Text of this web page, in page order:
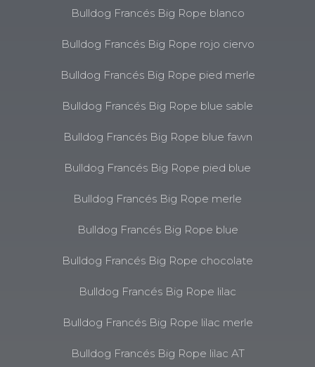
Bulldog Francés Big Rope blanco
Bulldog Francés Big Rope rojo ciervo
Bulldog Francés Big Rope pied merle
Bulldog Francés Big Rope blue sable
Bulldog Francés Big Rope blue fawn
Bulldog Francés Big Rope pied blue
Bulldog Francés Big Rope merle
Bulldog Francés Big Rope blue
Bulldog Francés Big Rope chocolate
Bulldog Francés Big Rope lilac
Bulldog Francés Big Rope lilac merle
Bulldog Francés Big Rope lilac AT